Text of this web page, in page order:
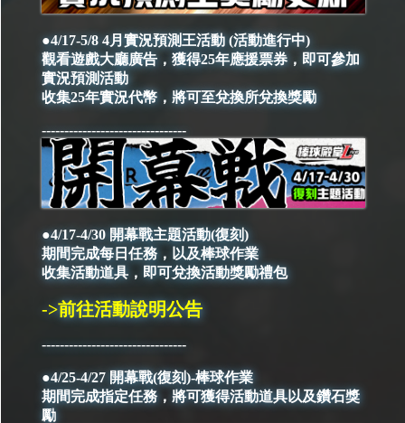
●4/17-5/8 4月實況預測王活動 (活動進行中)
觀看遊戲大廳廣告，獲得25年應援票券，即可參加
實況預測活動
收集25年實況代幣，將可至兌換所兌換獎勵
--------------------------------
●4/17-4/30 開幕戰主題活動(復刻)
期間完成每日任務，以及棒球作業
收集活動道具，即可兌換活動獎勵禮包
->前往活動說明公告
--------------------------------
●4/25-4/27 開幕戰(復刻)-棒球作業
期間完成指定任務，將可獲得活動道具以及鑽石獎
勵